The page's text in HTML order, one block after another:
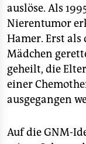
auslöse. Als
Nierentumor
Hamer. Erst
Mädchen
geheilt, die
einer
ausgegangen
Auf die GNM-